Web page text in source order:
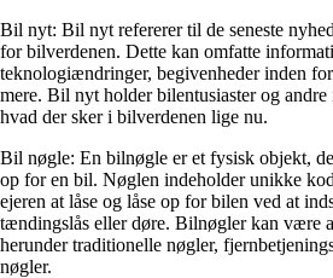
Bil nyt: Bil nyt refererer til de seneste
for bilverdenen. Dette kan omfatte
teknologiændringer, begivenheder inden
mere. Bil nyt holder bilentusiaster og andre
hvad der sker i bilverdenen lige nu.
Bil nøgle: En bilnøgle er et fysisk objekt,
op for en bil. Nøglen indeholder unikke
ejeren at låse og låse op for bilen ved at
tændingslås eller døre. Bilnøgler kan være
herunder traditionelle nøgler,
nøgler.